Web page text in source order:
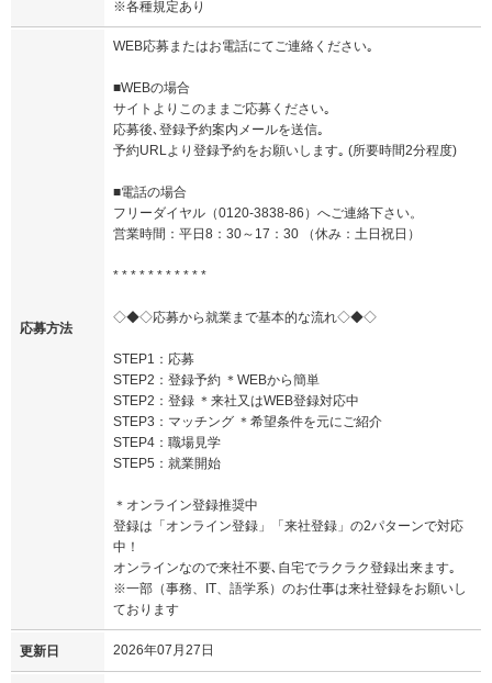
※各種規定あり
応募方法
WEB応募またはお電話にてご連絡ください｡
■WEBの場合
サイトよりこのままご応募ください｡
応募後､登録予約案内メールを送信｡
予約URLより登録予約をお願いします｡ (所要時間2分程度)
■電話の場合
フリーダイヤル（0120-3838-86）へご連絡下さい。
営業時間：平日8：30～17：30 （休み：土日祝日）
* * * * * * * * * * *
◇◆◇応募から就業まで基本的な流れ◇◆◇
STEP1：応募
STEP2：登録予約 ＊WEBから簡単
STEP2：登録 ＊来社又はWEB登録対応中
STEP3：マッチング ＊希望条件を元にご紹介
STEP4：職場見学
STEP5：就業開始
＊オンライン登録推奨中
登録は「オンライン登録」「来社登録」の2パターンで対応
中！
オンラインなので来社不要､自宅でラクラク登録出来ます｡
※一部（事務、IT、語学系）のお仕事は来社登録をお願いし
ております
更新日 2026年07月27日